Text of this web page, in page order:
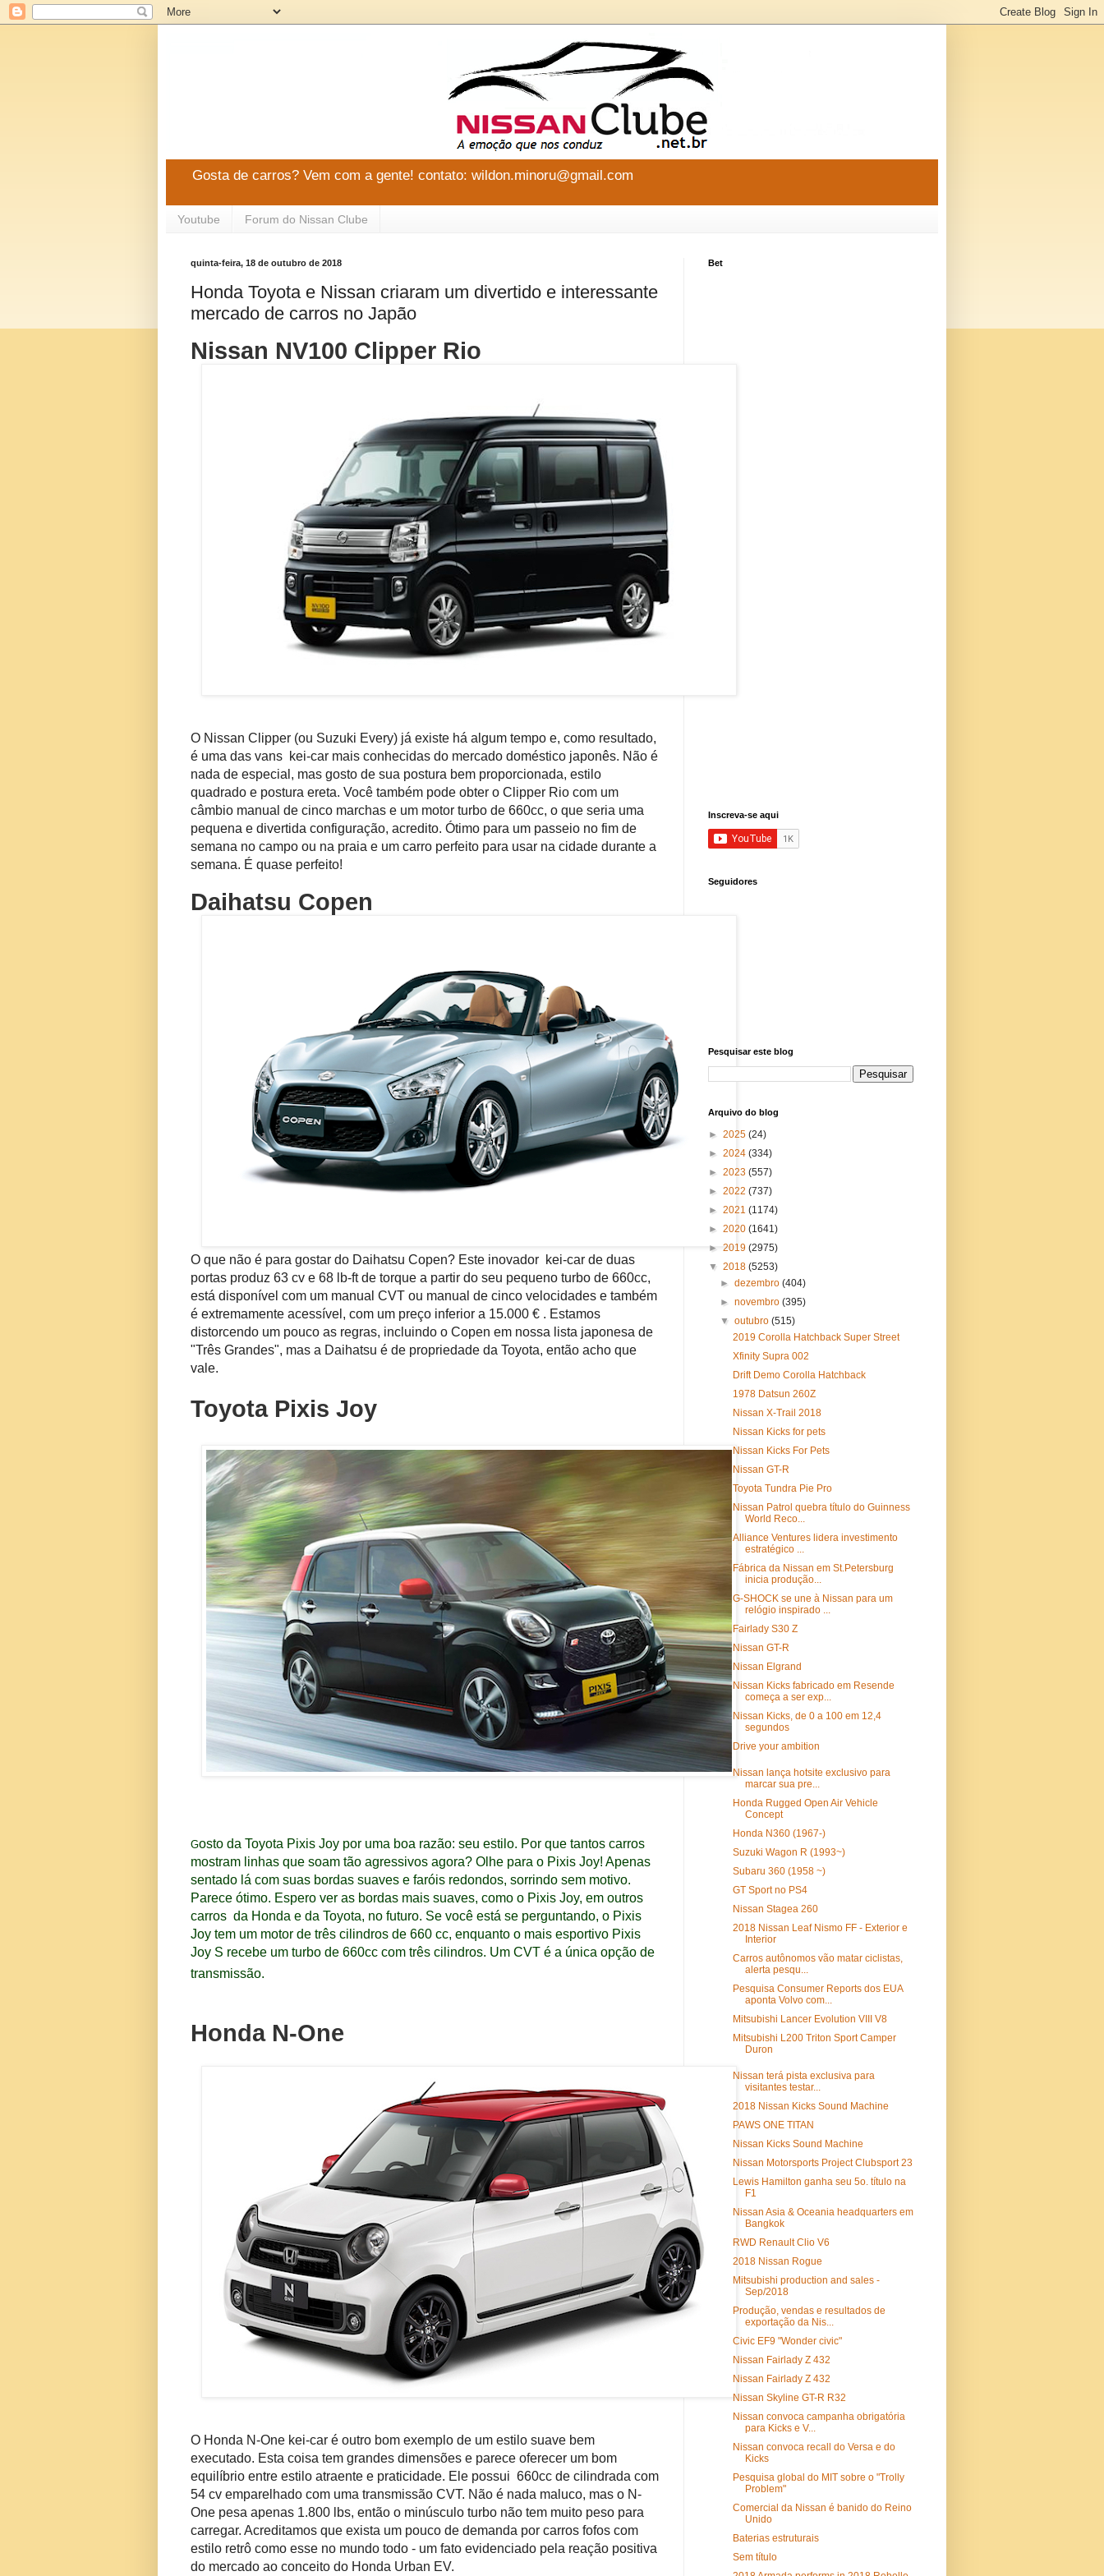
Gosta de carros? Vem com a gente! contato: wildon.minoru@gmail.com
Youtube Forum do Nissan Clube
quinta-feira, 18 de outubro de 2018
Honda Toyota e Nissan criaram um divertido e interessante
mercado de carros no Japão
Nissan NV100 Clipper Rio
O Nissan Clipper (ou Suzuki Every) já existe há algum tempo e, como resultado,
é uma das vans kei-car mais conhecidas do mercado doméstico japonês. Não é
nada de especial, mas gosto de sua postura bem proporcionada, estilo
quadrado e postura ereta. Você também pode obter o Clipper Rio com um
câmbio manual de cinco marchas e um motor turbo de 660cc, o que seria uma
pequena e divertida configuração, acredito. Ótimo para um passeio no fim de
semana no campo ou na praia e um carro perfeito para usar na cidade durante a
semana. É quase perfeito!
Daihatsu Copen
O que não é para gostar do Daihatsu Copen? Este inovador kei-car de duas
portas produz 63 cv e 68 lb-ft de torque a partir do seu pequeno turbo de 660cc,
está disponível com um manual CVT ou manual de cinco velocidades e também
é extremamente acessível, com um preço inferior a 15.000 € . Estamos
distorcendo um pouco as regras, incluindo o Copen em nossa lista japonesa de
"Três Grandes", mas a Daihatsu é de propriedade da Toyota, então acho que
vale.
Toyota Pixis Joy
Gosto da Toyota Pixis Joy por uma boa razão: seu estilo. Por que tantos carros
mostram linhas que soam tão agressivos agora? Olhe para o Pixis Joy! Apenas
sentado lá com suas bordas suaves e faróis redondos, sorrindo sem motivo.
Parece ótimo. Espero ver as bordas mais suaves, como o Pixis Joy, em outros
carros da Honda e da Toyota, no futuro. Se você está se perguntando, o Pixis
Joy tem um motor de três cilindros de 660 cc, enquanto o mais esportivo Pixis
Joy S recebe um turbo de 660cc com três cilindros. Um CVT é a única opção de
transmissão.
Honda N-One
O Honda N-One kei-car é outro bom exemplo de um estilo suave bem
executado. Esta coisa tem grandes dimensões e parece oferecer um bom
equilíbrio entre estilo atraente e praticidade. Ele possui 660cc de cilindrada com
54 cv emparelhado com uma transmissão CVT. Não é nada maluco, mas o N-
One pesa apenas 1.800 lbs, então o minúsculo turbo não tem muito peso para
carregar. Acreditamos que exista um pouco de demanda por carros fofos com
estilo retrô como esse no mundo todo - um fato evidenciado pela reação positiva
do mercado ao conceito do Honda Urban EV.
Bet
Inscreva-se aqui
Seguidores
Pesquisar este blog
Arquivo do blog
► 2025 (24)
► 2024 (334)
► 2023 (557)
► 2022 (737)
► 2021 (1174)
► 2020 (1641)
► 2019 (2975)
▼ 2018 (5253)
►dezembro(404)
►novembro(395)
▼outubro(515)
2019 Corolla Hatchback Super Street
Xfinity Supra 002
Drift Demo Corolla Hatchback
1978 Datsun 260Z
Nissan X-Trail 2018
Nissan Kicks for pets
Nissan Kicks For Pets
Nissan GT-R
Toyota Tundra Pie Pro
Nissan Patrol quebra título do Guinness
World Reco...
Alliance Ventures lidera investimento
estratégico ...
Fábrica da Nissan em St.Petersburg
inicia produção...
G-SHOCK se une à Nissan para um
relógio inspirado ...
Fairlady S30 Z
Nissan GT-R
Nissan Elgrand
Nissan Kicks fabricado em Resende
começa a ser exp...
Nissan Kicks, de 0 a 100 em 12,4
segundos
Drive your ambition
Nissan lança hotsite exclusivo para
marcar sua pre...
Honda Rugged Open Air Vehicle
Concept
Honda N360 (1967-)
Suzuki Wagon R (1993~)
Subaru 360 (1958 ~)
GT Sport no PS4
Nissan Stagea 260
2018 Nissan Leaf Nismo FF - Exterior e
Interior
Carros autônomos vão matar ciclistas,
alerta pesqu...
Pesquisa Consumer Reports dos EUA
aponta Volvo com...
Mitsubishi Lancer Evolution VIII V8
Mitsubishi L200 Triton Sport Camper
Duron
Nissan terá pista exclusiva para
visitantes testar...
2018 Nissan Kicks Sound Machine
PAWS ONE TITAN
Nissan Kicks Sound Machine
Nissan Motorsports Project Clubsport 23
Lewis Hamilton ganha seu 5o. título na
F1
Nissan Asia & Oceania headquarters em
Bangkok
RWD Renault Clio V6
2018 Nissan Rogue
Mitsubishi production and sales -
Sep/2018
Produção, vendas e resultados de
exportação da Nis...
Civic EF9 "Wonder civic"
Nissan Fairlady Z 432
Nissan Fairlady Z 432
Nissan Skyline GT-R R32
Nissan convoca campanha obrigatória
para Kicks e V...
Nissan convoca recall do Versa e do
Kicks
Pesquisa global do MIT sobre o "Trolly
Problem"
Comercial da Nissan é banido do Reino
Unido
Baterias estruturais
Sem título